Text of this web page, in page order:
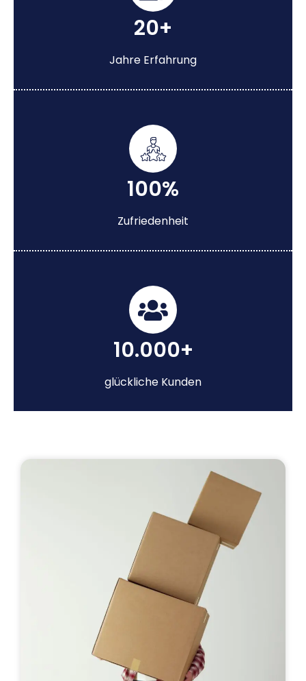
20+
Jahre Erfahrung
100%
Zufriedenheit
10.000+
glückliche Kunden